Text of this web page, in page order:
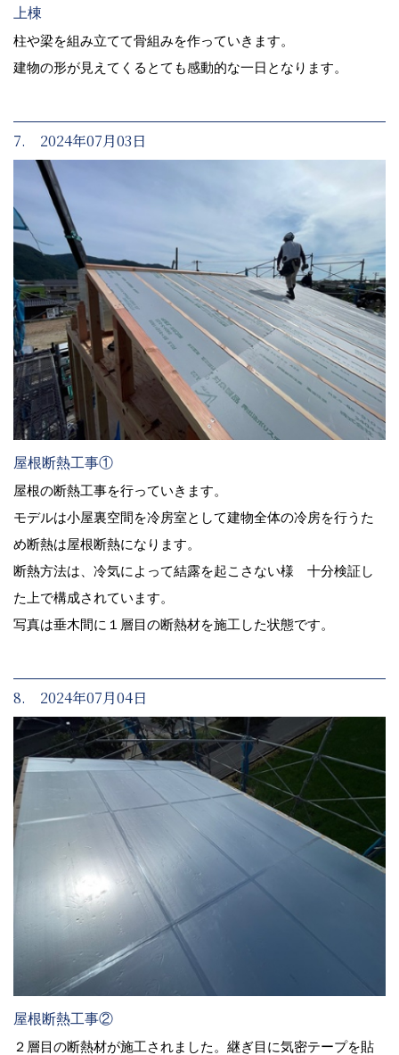
上棟
柱や梁を組み立てて骨組みを作っていきます。
建物の形が見えてくるとても感動的な一日となります。
7. 2024年07月03日
屋根断熱工事①
屋根の断熱工事を行っていきます。
モデルは小屋裏空間を冷房室として建物全体の冷房を行うた
め断熱は屋根断熱になります。
断熱方法は、冷気によって結露を起こさない様 十分検証し
た上で構成されています。
写真は垂木間に１層目の断熱材を施工した状態です。
8. 2024年07月04日
屋根断熱工事②
２層目の断熱材が施工されました。継ぎ目に気密テープを貼